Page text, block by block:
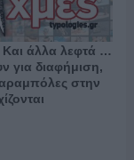
άλλα λεφτά …
για διαφήμιση,
στην